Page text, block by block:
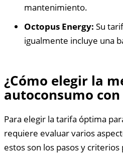
mantenimiento.
Octopus Energy: Su
igualmente incluye una
¿Cómo elegir la
autoconsumo con
Para elegir la tarifa óptima
requiere evaluar varios
estos son los pasos y